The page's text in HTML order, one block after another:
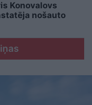
Konovalovs
nošauto